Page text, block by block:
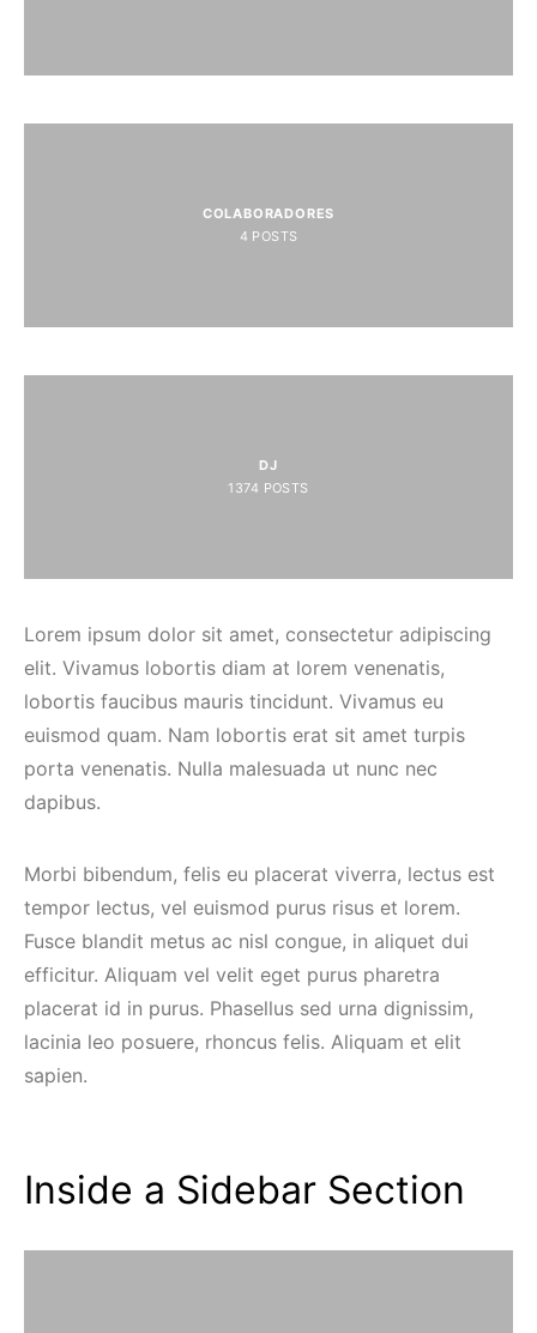
COLABORADORES
4 POSTS
DJ
1374 POSTS
Lorem ipsum dolor sit amet, consectetur adipiscing
elit. Vivamus lobortis diam at lorem venenatis,
lobortis faucibus mauris tincidunt. Vivamus eu
euismod quam. Nam lobortis erat sit amet turpis
porta venenatis. Nulla malesuada ut nunc nec
dapibus.
Morbi bibendum, felis eu placerat viverra, lectus est
tempor lectus, vel euismod purus risus et lorem.
Fusce blandit metus ac nisl congue, in aliquet dui
efficitur. Aliquam vel velit eget purus pharetra
placerat id in purus. Phasellus sed urna dignissim,
lacinia leo posuere, rhoncus felis. Aliquam et elit
sapien.
Inside a Sidebar Section